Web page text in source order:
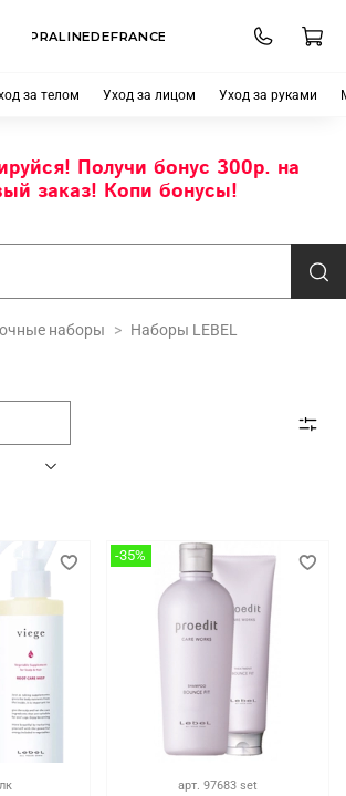
PRALINEDEFRANCE
за телом Уход за лицом Уход за руками
Получи бонус 300р. на
заказ! Копи бонусы!
наборы Наборы LEBEL
-35%
арт. 97683 set